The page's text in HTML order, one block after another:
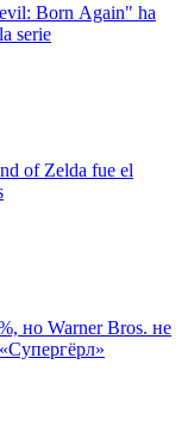
Born Again" ha
serie
of Zelda fue el
но Warner Bros. не